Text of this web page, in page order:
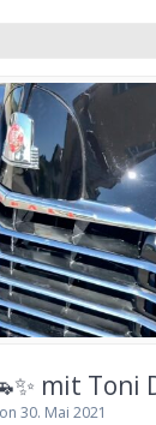
mit Toni
on 30. Mai 2021